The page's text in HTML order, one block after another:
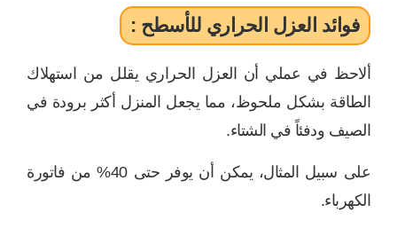
فوائد العزل الحراري للأسطح :
ألاحظ في عملي أن العزل الحراري يقلل من استهلاك
الطاقة بشكل ملحوظ، مما يجعل المنزل أكثر برودة في
الصيف ودفئاً في الشتاء.
على سبيل المثال، يمكن أن يوفر حتى 40% من فاتورة
الكهرباء.